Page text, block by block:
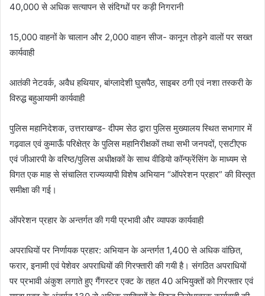
40,000 से अधिक सत्यापन से संदिग्धों पर कड़ी निगरानी
15,000 वाहनों के चालान और 2,000 वाहन सीज- कानून तोड़ने वालों पर सख्त
कार्यवाही
आतंकी नेटवर्क, अवैध हथियार, बांग्लादेशी घुसपैठ, साइबर ठगी एवं नशा तस्करी के
विरुद्ध बहुआयामी कार्यवाही
पुलिस महानिदेशक, उत्तराखण्ड- दीपम सेठ द्वारा पुलिस मुख्यालय स्थित सभागार में
गढ़वाल एवं कुमाऊँ परिक्षेत्र के पुलिस महानिरीक्षकों तथा सभी जनपदों, एसटीएफ
एवं जीआरपी के वरिष्ठ/पुलिस अधीक्षकों के साथ वीडियो कॉन्फ्रेंसिंग के माध्यम से
विगत एक माह से संचालित राज्यव्यापी विशेष अभियान “ऑपरेशन प्रहार” की विस्तृत
समीक्षा की गई।
ऑपरेशन प्रहार के अन्तर्गत की गयी प्रभावी और व्यापक कार्यवाही
अपराधियों पर निर्णायक प्रहार: अभियान के अन्तर्गत 1,400 से अधिक वांछित,
फरार, इनामी एवं पेशेवर अपराधियों की गिरफ्तारी की गयी है। संगठित अपराधियों
पर प्रभावी अंकुश लगाते हुए गैंगस्टर एक्ट के तहत 40 अभियुक्तों को गिरफ्तार एवं